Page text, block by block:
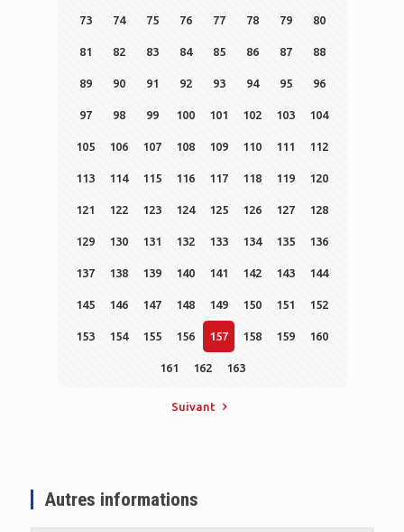
73 74 75 76 77 78 79 80
81 82 83 84 85 86 87 88
89 90 91 92 93 94 95 96
97 98 99 100 101 102 103 104
105 106 107 108 109 110 111 112
113 114 115 116 117 118 119 120
121 122 123 124 125 126 127 128
129 130 131 132 133 134 135 136
137 138 139 140 141 142 143 144
145 146 147 148 149 150 151 152
153 154 155 156 157 158 159 160
161 162 163
Suivant
Autres informations